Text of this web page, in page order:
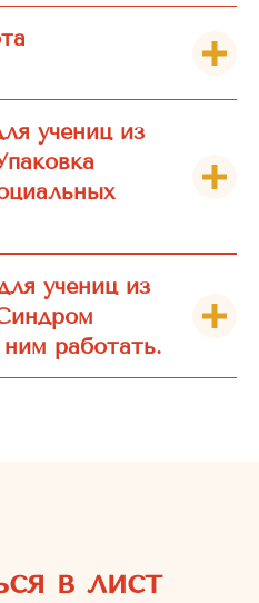
учениц из
учениц из
работать.
в лист